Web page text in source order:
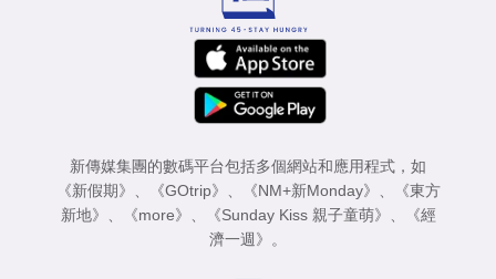
新傳媒集團的數碼平台包括多個網站和應用程式，如
《新假期》
《GOtrip》 《NM+新Monday》
《東方
新地》
《more》 《Sunday Kiss 親子童萌》
《經
濟一週》
。